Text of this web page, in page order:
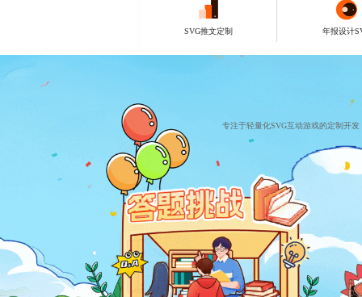
SVG推文定制 年报设计
专注于轻量化SVG互动游戏的定制开